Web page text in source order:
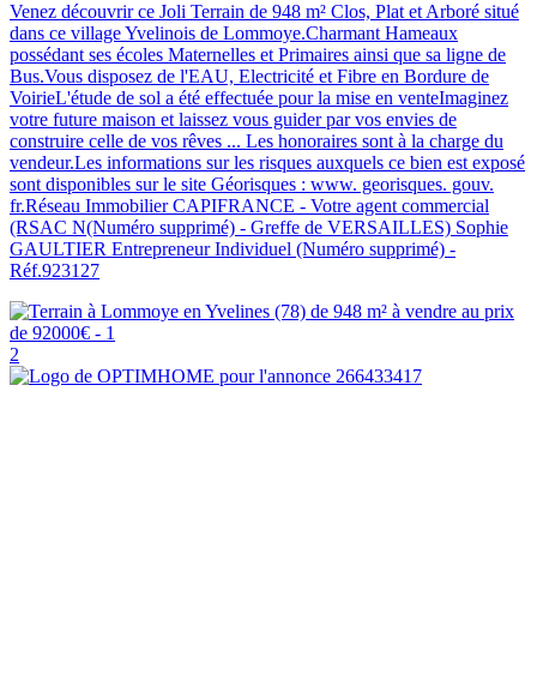
Venez découvrir ce Joli Terrain de 948 m² Clos, Plat et Arboré situé
dans ce village Yvelinois de Lommoye.Charmant Hameaux
possédant ses écoles Maternelles et Primaires ainsi que sa ligne de
Bus.Vous disposez de l'EAU, Electricité et Fibre en Bordure de
VoirieL'étude de sol a été effectuée pour la mise en venteImaginez
votre future maison et laissez vous guider par vos envies de
construire celle de vos rêves ... Les honoraires sont à la charge du
vendeur.Les informations sur les risques auxquels ce bien est exposé
sont disponibles sur le site Géorisques : www. georisques. gouv.
fr.Réseau Immobilier CAPIFRANCE - Votre agent commercial
(RSAC N(Numéro supprimé) - Greffe de VERSAILLES) Sophie
GAULTIER Entrepreneur Individuel (Numéro supprimé) -
Réf.923127
2